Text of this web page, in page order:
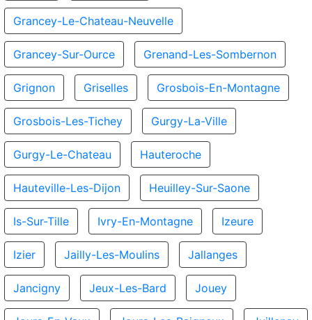
Grancey-Le-Chateau-Neuvelle
Grancey-Sur-Ource Grenand-Les-Sombernon
Grignon Griselles Grosbois-En-Montagne
Grosbois-Les-Tichey Gurgy-La-Ville
Gurgy-Le-Chateau Hauteroche
Hauteville-Les-Dijon Heuilley-Sur-Saone
Is-Sur-Tille Ivry-En-Montagne Izeure
Izier Jailly-Les-Moulins Jallanges
Jancigny Jeux-Les-Bard Jouey